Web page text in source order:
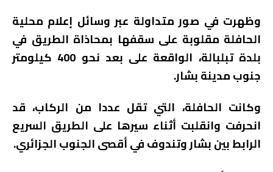
وظهرت في صور متداولة عبر وسائل إعلام محلية
الحافلة مقلوبة على سقفها بمحاذاة الطريق في
بلدة تبلبالة، الواقعة على بعد نحو 400 كيلومتر
جنوب مدينة بشار.
وكانت الحافلة، التي تقل عددا من الركاب، قد
انحرفت وانقلبت أثناء سيرها على الطريق السريع
الرابط بين بشار وتندوف في أقصى الجنوب الجزائري.